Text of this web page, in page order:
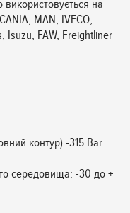
на
MAN, IVECO,
Isuzu, FAW, Freightliner
контур) -315 Bar
середовища: -30 до +